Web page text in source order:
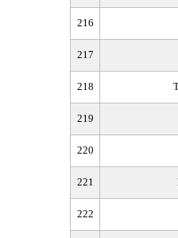
216
217
218
219
220
221
222